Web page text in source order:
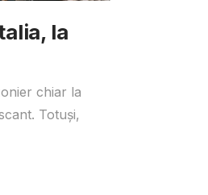
la
chiar la
Totuși,